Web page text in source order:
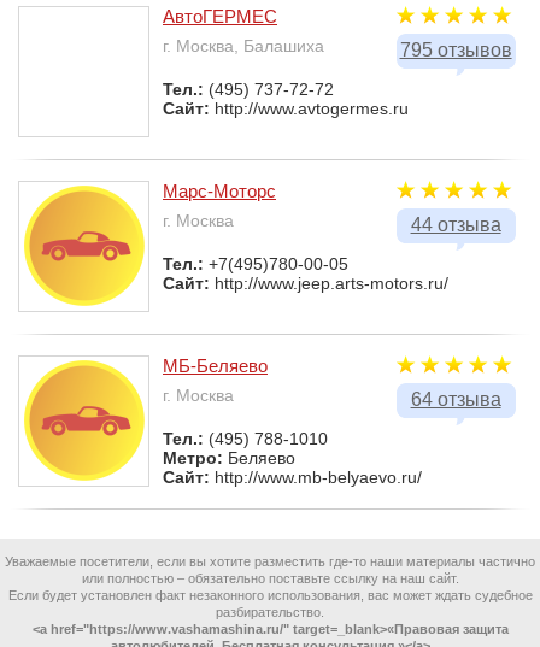
795 отзывов
АвтоГЕРМЕС
г. Москва, Балашиха
Тел.: (495) 737-72-72
Сайт: http://www.avtogermes.ru
44 отзыва
Марс-Моторс
г. Москва
Тел.: +7(495)780-00-05
Сайт: http://www.jeep.arts-motors.ru/
64 отзыва
МБ-Беляево
г. Москва
Тел.: (495) 788-1010
Метро: Беляево
Сайт: http://www.mb-belyaevo.ru/
Уважаемые посетители, если вы хотите разместить где-то наши материалы частично
или полностью – обязательно поставьте ссылку на наш сайт.
Если будет установлен факт незаконного использования, вас может ждать судебное
разбирательство.
<a href="https://www.vashamashina.ru/" target=_blank>«Правовая защита